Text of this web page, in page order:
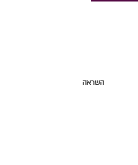
השראה